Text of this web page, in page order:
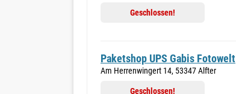
Geschlossen!
Paketshop UPS Gabis Fotowelt
Am Herrenwingert 14, 53347 Alfter
Geschlossen!